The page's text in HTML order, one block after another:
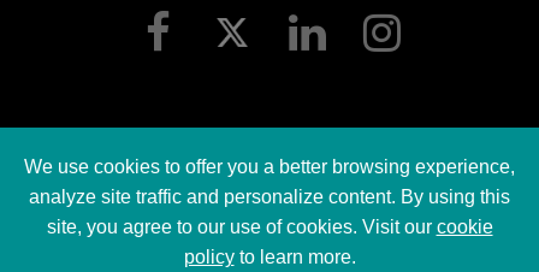
Derechos DE AUTOR ©
2026 Guangzhou DSPPA Audio
Co., Ltd.Todos los derechos reservados.
Política DE PRIVACIDAD DE DSPPA
We use cookies to offer you a better browsing experience,
analyze site traffic and personalize content. By using this
site, you agree to our use of cookies. Visit our cookie
policyto learn more.